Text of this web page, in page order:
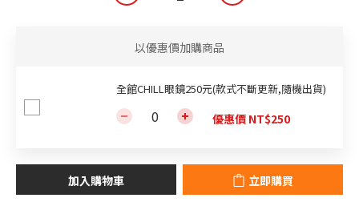
以優惠價加購商品
全館CHILL眼鏡250元(款式不斷更新,隨機出貨)
優惠價 NT$250
加入購物車 立即購買